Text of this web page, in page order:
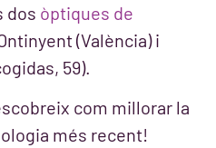
dos òptiques de
(València) i
59).
com millorar la
més recent!